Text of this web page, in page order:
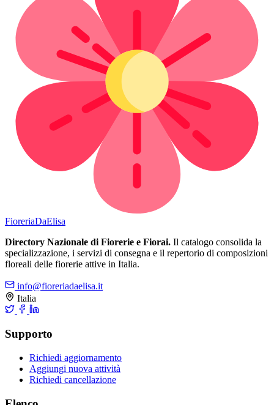
FioreriaDaElisa
Directory Nazionale di Fiorerie e Fiorai. Il catalogo consolida la
specializzazione, i servizi di consegna e il repertorio di composizioni
floreali delle fiorerie attive in Italia.
info@fioreriadaelisa.it
Italia
Supporto
Richiedi aggiornamento
Aggiungi nuova attività
Richiedi cancellazione